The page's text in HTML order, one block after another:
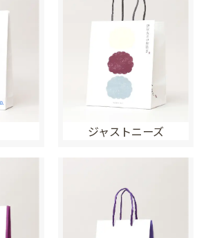
ジャストニーズ